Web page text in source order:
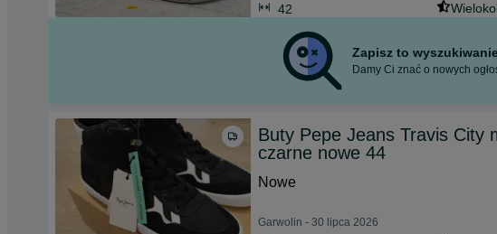
42
Zapisz to
Damy Ci znać o nowych
Buty Pepe Jeans Travis City
czarne nowe 44
Nowe
Garwolin - 30 lipca 2026